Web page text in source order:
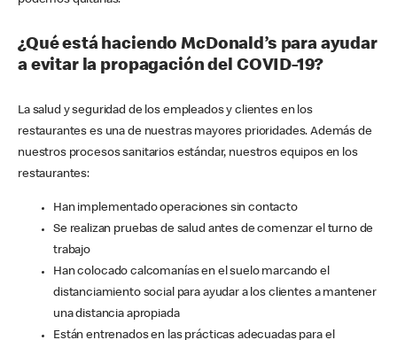
¿Qué está haciendo McDonald’s para ayudar
a evitar la propagación del COVID-19?
La salud y seguridad de los empleados y clientes en los
restaurantes es una de nuestras mayores prioridades. Además de
nuestros procesos sanitarios estándar, nuestros equipos en los
restaurantes:
Han implementado operaciones sin contacto
Se realizan pruebas de salud antes de comenzar el turno de
trabajo
Han colocado calcomanías en el suelo marcando el
distanciamiento social para ayudar a los clientes a mantener
una distancia apropiada
Están entrenados en las prácticas adecuadas para el